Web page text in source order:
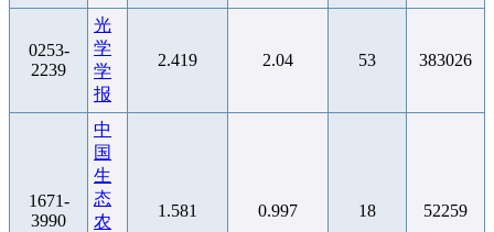
0253-
2239
光
学
学
报
2.419 2.04 53 383026
1671-
3990
中
国
生
态
农
1.581 0.997 18 52259